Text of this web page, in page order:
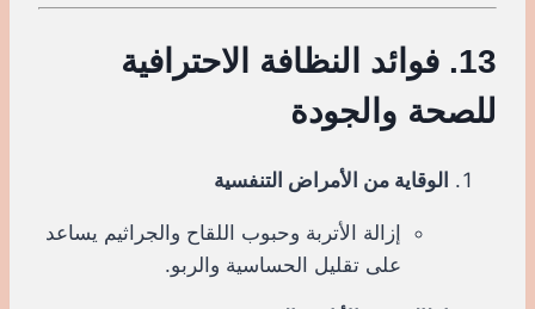
13. فوائد النظافة الاحترافية
للصحة والجودة
الوقاية من الأمراض التنفسية
إزالة الأتربة وحبوب اللقاح والجراثيم يساعد
على تقليل الحساسية والربو.